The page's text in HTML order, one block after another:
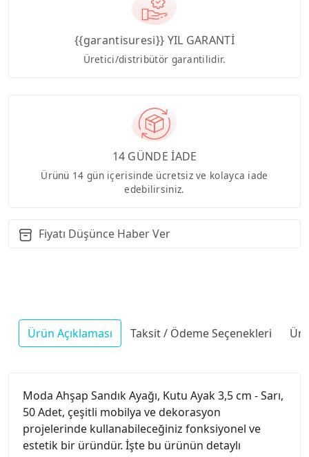
{{garantisuresi}} YIL GARANTİ
Üretici/distribütör garantilidir.
14 GÜNDE İADE
Ürünü 14 gün içerisinde ücretsiz ve kolayca iade
edebilirsiniz.
Fiyatı Düşünce Haber Ver
Ürün Açıklaması Taksit / Ödeme Seçenekleri
Moda Ahşap Sandık Ayağı, Kutu Ayak 3,5 cm - Sarı,
50 Adet, çeşitli mobilya ve dekorasyon
projelerinde kullanabileceğiniz fonksiyonel ve
estetik bir üründür. İşte bu ürünün detaylı